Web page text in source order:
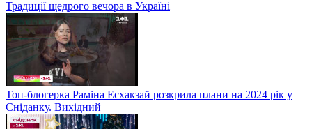
Традиції щедрого вечора в Україні
Топ-блогерка Раміна Есхакзай розкрила плани на 2024 рік у
Сніданку. Вихідний